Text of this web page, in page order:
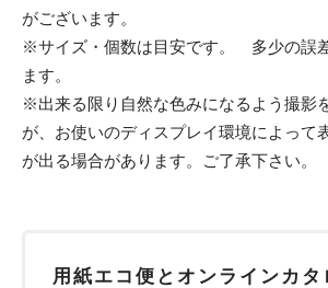
がございます。
※サイズ・個数は目安です。 多少の誤
ます。
※出来る限り自然な色みになるよう撮影
が、お使いのディスプレイ環境によって
が出る場合があります。ご了承下さい。
用紙エコ便とオンラインカタ